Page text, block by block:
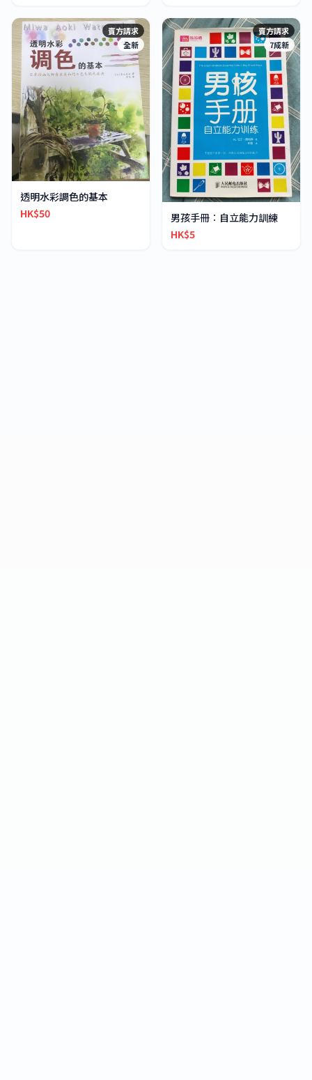
賣方請求
全新
透明水彩調色的基本
HK$50
賣方請求
7成新
男孩手冊︰自立能力訓練
HK$5